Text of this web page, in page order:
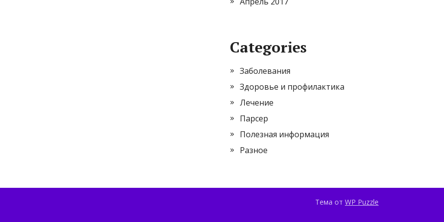
Categories
Заболевания
Здоровье и профилактика
Лечение
Парсер
Полезная информация
Разное
Тема от WP Puzzle